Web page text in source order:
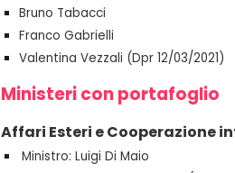
Bruno Tabacci
Franco Gabrielli
Valentina Vezzali (Dpr 12/03/2021)
Ministeri con portafoglio
Affari Esteri e Cooperazione
Ministro: Luigi Di Maio